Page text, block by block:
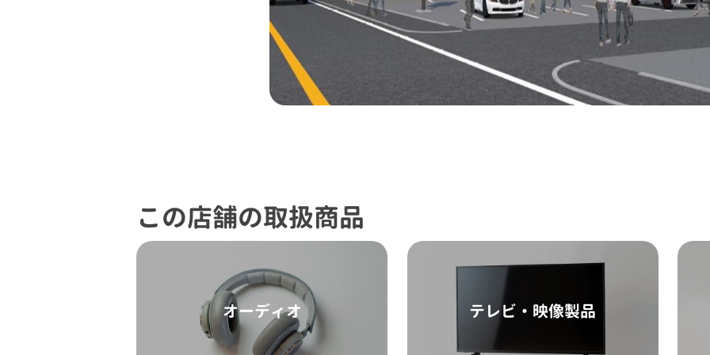
この店舗の取扱商品
オーディオ テレビ・映像製品